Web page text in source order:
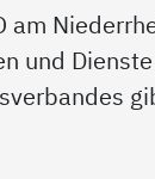
und